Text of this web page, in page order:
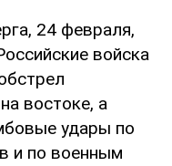
24 февраля,
войска
востоке, а
удары по
и по военным